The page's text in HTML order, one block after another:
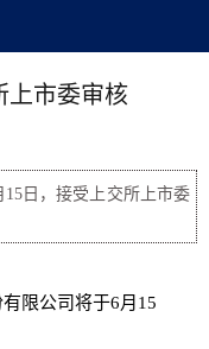
上市委审核
日，接受上交所上市委
限公司将于6月15